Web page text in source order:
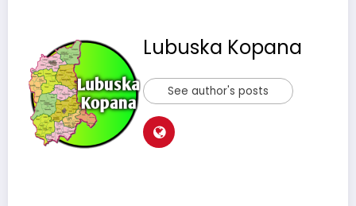
Lubuska Kopana
See author's posts